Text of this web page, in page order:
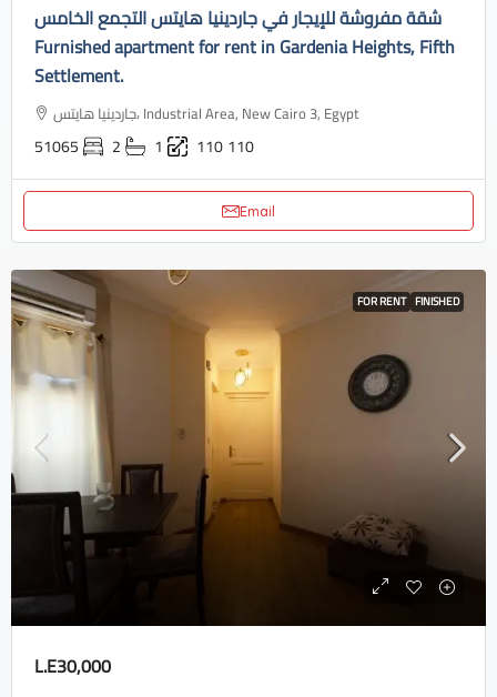
شقة مفروشة للإيجار في جاردينيا هايتس التجمع الخامس
Furnished apartment for rent in Gardenia Heights, Fifth
Settlement.
جاردينيا هايتس، Industrial Area, New Cairo 3, Egypt
51065 2 1 110110
Email
FOR RENT FINISHED
L.E30,000